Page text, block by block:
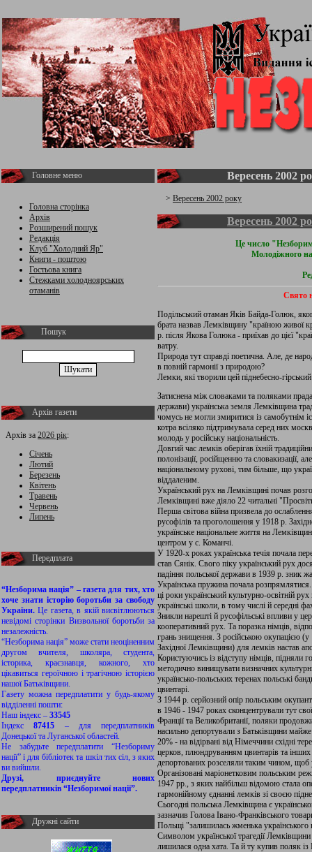
Головне меню
Головна сторінка
Архів
Розширений пошук
Редакція
Клуб "Холодний Яр"
Книги - поштою
Гостьова книга
Стежками холодноярських
отаманів
Пошук
Архів газети
Архів за 2026 рік:
Січень
Лютий
Березень
Квітень
Травень
Червень
Липень
Передплата
“Незборима нація” – газета для тих, хто
хоче знати історію боротьби за свободу
України.Це газета, в якій висвітлюються
невідомі сторінки Визвольної боротьби за
незалежність.
“Незборима нація” може стати неоціненним
другом вчителя, школяра, студента,
історика, краєзнавця, кожного, хто
цікавиться героїчною і трагічною історією
нашої Батьківщини.
Газету можна передплатити у будь-якому
відділенні пошти:
Наш індекс – 33545
Індекс87415 – для передплатників
Донецької та Луганської областей.
Не забудьте передплатити “Незбориму
нації” і для бібліотек та шкіл тих сіл, з яких
ви вийшли.
Друзі, приєднуйте нових
передплатників “Незборимої нації”.
Дружні сайти
Вересень 2002
> Вересень 2002 року
Вересень 2002
Це число
Молодіжного
Свято
Подільський отаман Яків Байда-Голюк,
брата назвав Лемківщину "країною живої
р. після Якова Голюка - приїхав до цієї
ватру.
Природа тут справді поетична. Але, де
в повній гармонії з природою?
Лемки, які творили цей піднебесно-
Затиснена між словаками та поляками
держави) українська земля Лемківщина
чомусь не могли змиритися із самобутнім
котра всіляко підтримувала серед них
молодь у російську національність.
Довгий час лемків оберігав їхній
полонізації, російщенню та словакизації,
національному рухові, тим більше, що
віддаленим.
Український рух на Лемківщині почав
Лемківщині вже діяло 22 читальні
Перша світова війна призвела до
русофілів та проголошення у 1918 р.
українське національне життя на
центром у с. Команчі.
У 1920-х роках українська течія почала
став Сянік. Свого піку український рух
падіння польської держави в 1939 р. зник
Українська пружина почала
ці роки український культурно-освітній
українські школи, в тому числі й середні
Зникли нарешті й русофільські впливи у
кооперативний рух. Та поразка німців,
грань знищення. З російською окупацією
Західної Лемківщини) для лемків настав
Користуючись із відступу німців, підняли
методично винищувати визначних
українсько-польських теренах польські
цвинтарі.
З 1944 р. серйозний опір польським
в 1946 - 1947 роках сконцентрували тут
Франції та Великобританії, поляки
насильно депортували з Батьківщини
20% - на відірвані від Німеччини східні
церков, плюндруванням цвинтарів та
депортованих розселяли таким чином, щоб
Організовані маріонетковим польським
1947 рр., з яких найбільш відомою стала
гармонійному єднанні лемків зі своєю
Сьогодні польська Лемківщина є
зазначив Голова Івано-Франківського
Польщі "залишилась жменька українського
Символом української трагедії
лишилася одна хата. Та й ту купив поляк